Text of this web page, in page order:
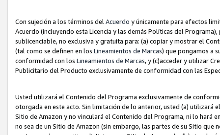
Con sujeción a los términos del Acuerdo y únicamente para efectos
Acuerdo (incluyendo esta Licencia y las demás Políticas del
sublicenciable, no exclusiva y gratuita para: (a) copiar y mostrar el
(tal como se definen en los Lineamientos de Marcas) que pongamos a
conformidad con los Lineamientos de Marcas, y (c)acceder y utilizar
Publicitario del Producto exclusivamente de conformidad con las
Usted utilizará el Contenido del Programa exclusivamente de
otorgada en este acto. Sin limitación de lo anterior, usted (a) utilizará
Sitio de Amazon y no vinculará el Contenido del Programa, ni lo hará
no sea de un Sitio de Amazon (sin embargo, las partes de su Sitio